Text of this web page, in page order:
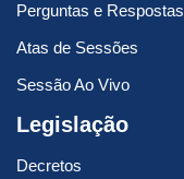
Perguntas e Respostas
Atas de Sessões
Sessão Ao Vivo
Legislação
Decretos